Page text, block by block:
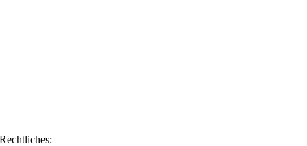
Rechtliches: